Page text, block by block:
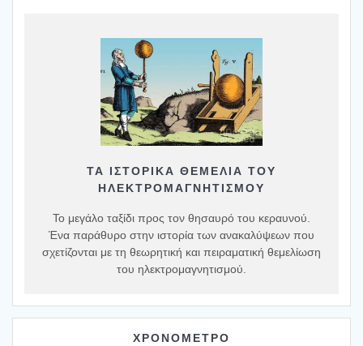
ΤΑ ΙΣΤΟΡΙΚΆ ΘΕΜΈΛΙΑ ΤΟΥ
ΗΛΕΚΤΡΟΜΑΓΝΗΤΙΣΜΟΎ
Το μεγάλο ταξίδι προς τον θησαυρό του κεραυνού.
Ένα παράθυρο στην ιστορία των ανακαλύψεων που
σχετίζονται με τη θεωρητική και πειραματική θεμελίωση
του ηλεκτρομαγνητισμού.
ΧΡΟΝΟΜΕΤΡΟ